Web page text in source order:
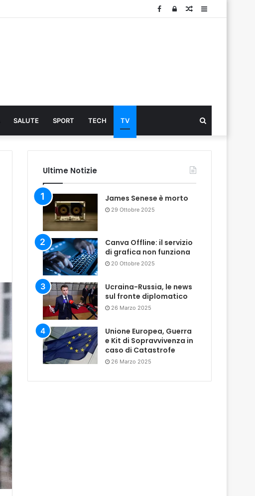
Sidebar
Articolo
Log
Facebook
SALUTE SPORT TECH TV
...
Ultime Notizie
James Senese è morto
29 Ottobre 2025
Canva Offline: il servizio
di grafica non funziona
20 Ottobre 2025
Ucraina-Russia, le news
sul fronte diplomatico
26 Marzo 2025
Unione Europea, Guerra
e Kit di Sopravvivenza in
caso di Catastrofe
26 Marzo 2025